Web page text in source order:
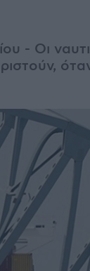
- Οι